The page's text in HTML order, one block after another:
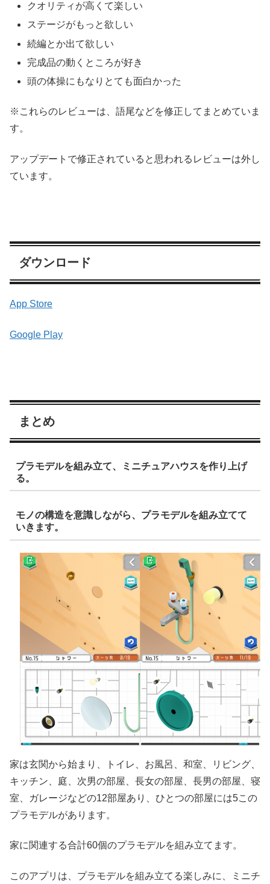
クオリティが高くて楽しい
ステージがもっと欲しい
続編とか出て欲しい
完成品の動くところが好き
頭の体操にもなりとても面白かった
※これらのレビューは、語尾などを修正してまとめていま
す。
アップデートで修正されていると思われるレビューは外し
ています。
ダウンロード
App Store
Google Play
まとめ
プラモデルを組み立て、ミニチュアハウスを作り上げ
る。
モノの構造を意識しながら、プラモデルを組み立てて
いきます。
家は玄関から始まり、トイレ、お風呂、和室、リビング、
キッチン、庭、次男の部屋、長女の部屋、長男の部屋、寝
室、ガレージなどの12部屋あり、ひとつの部屋には5この
プラモデルがあります。
家に関連する合計60個のプラモデルを組み立てます。
このアプリは、プラモデルを組み立てる楽しみに、ミニチ